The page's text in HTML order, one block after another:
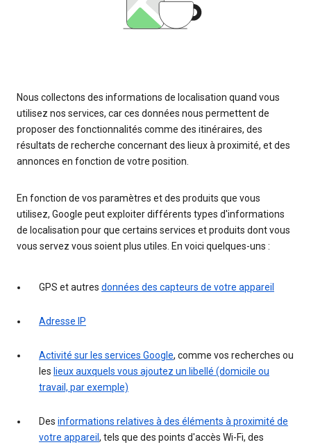
Nous collectons des informations de localisation quand vous
utilisez nos services, car ces données nous permettent de
proposer des fonctionnalités comme des itinéraires, des
résultats de recherche concernant des lieux à proximité, et des
annonces en fonction de votre position.
En fonction de vos paramètres et des produits que vous
utilisez, Google peut exploiter différents types d'informations
de localisation pour que certains services et produits dont vous
vous servez vous soient plus utiles. En voici quelques-uns :
GPS et autres données des capteurs de votre appareil
Adresse IP
Activité sur les services Google, comme vos recherches ou
les lieux auxquels vous ajoutez un libellé (domicile ou
travail, par exemple)
Des informations relatives à des éléments à proximité de
votre appareil , tels que des points d'accès Wi-Fi, des